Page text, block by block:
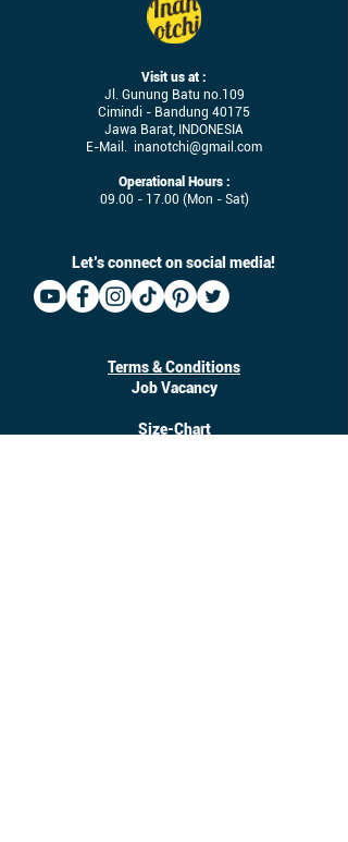
Visit us at :
Jl. Gunung Batu no.109
Cimindi - Bandung 40175
Jawa Barat, INDONESIA
E-Mail. inanotchi@gmail.com
Operational Hours :
09.00 - 17.00 (Mon - Sat)
Let’s connect on social media!
Terms & Conditions
Job Vacancy
Size-Chart